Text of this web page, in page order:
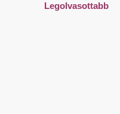
Legolvasottabb